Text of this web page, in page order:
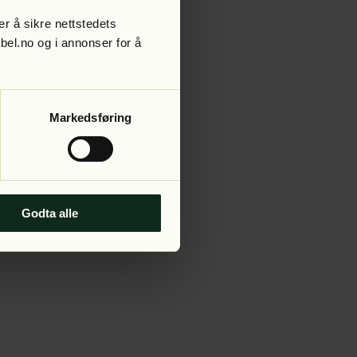
å sikre nettstedets
og i annonser for å
Markedsføring
Godta alle